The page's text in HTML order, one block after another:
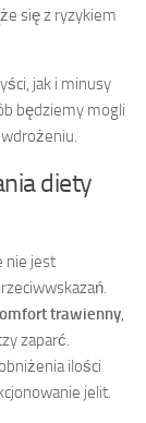
się z ryzykiem
jak i minusy
będziemy mogli
diety
nie jest
trawienny,
zaparć.
ilości
jelit.